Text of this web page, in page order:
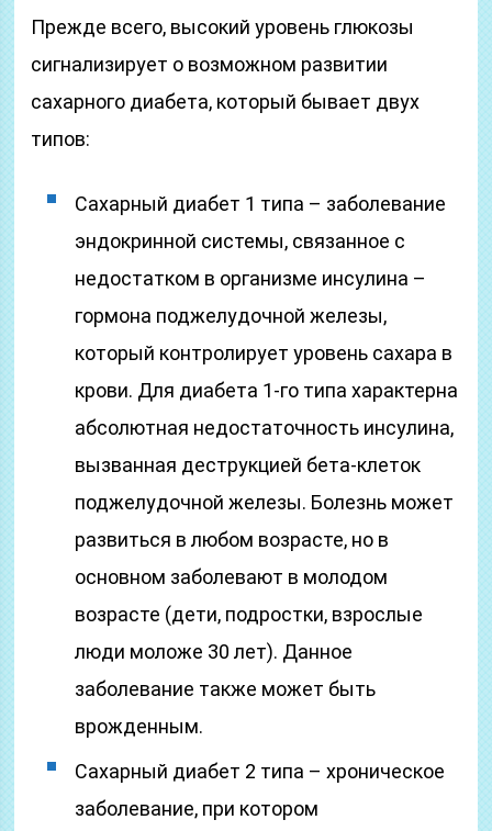
Прежде всего, высокий уровень глюкозы
сигнализирует о возможном развитии
сахарного диабета, который бывает двух
типов:
Сахарный диабет 1 типа – заболевание
эндокринной системы, связанное с
недостатком в организме инсулина –
гормона поджелудочной железы,
который контролирует уровень сахара в
крови. Для диабета 1-го типа характерна
абсолютная недостаточность инсулина,
вызванная деструкцией бета-клеток
поджелудочной железы. Болезнь может
развиться в любом возрасте, но в
основном заболевают в молодом
возрасте (дети, подростки, взрослые
люди моложе 30 лет). Данное
заболевание также может быть
врожденным.
Сахарный диабет 2 типа – хроническое
заболевание, при котором